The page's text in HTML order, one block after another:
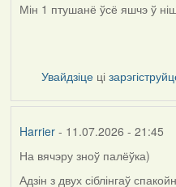
Мін 1 птушанё ўсё яшчэ ў
Увайдзіце ці
Harrier- 11.07.2026 - 21:45
На вячэру зноў палёўка)
Адзін з двух сіблінгаў